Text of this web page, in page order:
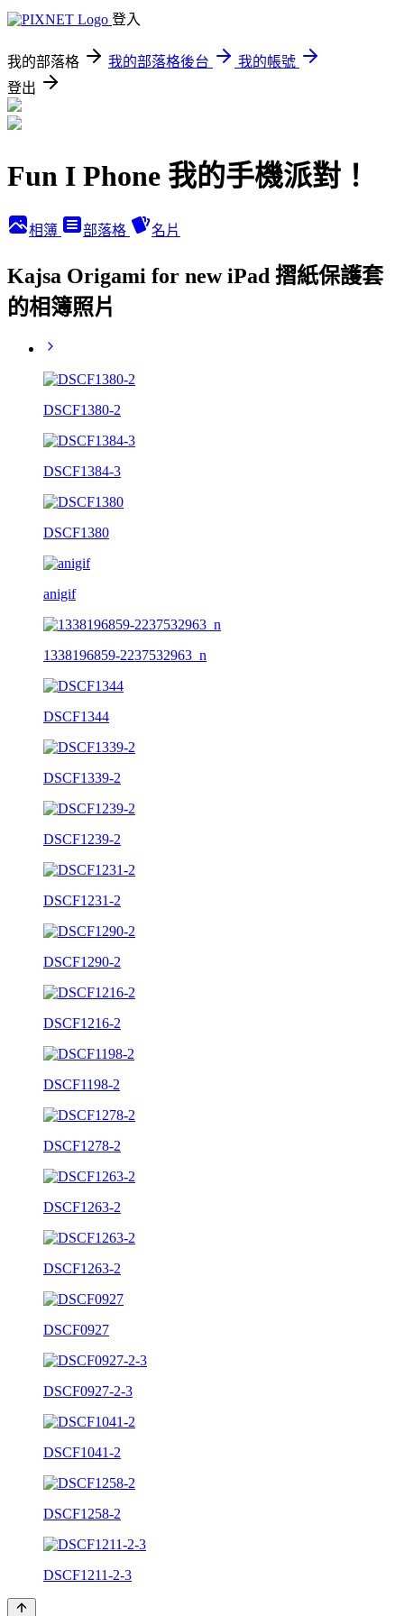
登入
我的部落格 我的部落格後台
我的帳號
登出
Fun I Phone 我的手機派對！
相簿 部落格 名片
Kajsa Origami for new iPad 摺紙保護套
的相簿照片
DSCF1380-2
DSCF1384-3
DSCF1380
anigif
1338196859-2237532963_n
DSCF1344
DSCF1339-2
DSCF1239-2
DSCF1231-2
DSCF1290-2
DSCF1216-2
DSCF1198-2
DSCF1278-2
DSCF1263-2
DSCF1263-2
DSCF0927
DSCF0927-2-3
DSCF1041-2
DSCF1258-2
DSCF1211-2-3